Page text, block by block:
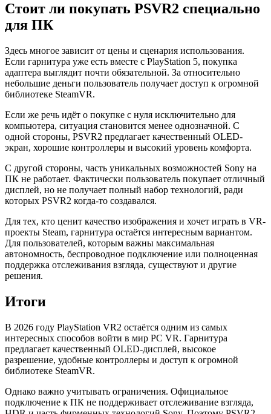
Стоит ли покупать PSVR2 специально
для ПК
Здесь многое зависит от цены и сценария использования.
Если гарнитура уже есть вместе с PlayStation 5, покупка
адаптера выглядит почти обязательной. За относительно
небольшие деньги пользователь получает доступ к огромной
библиотеке SteamVR.
Если же речь идёт о покупке с нуля исключительно для
компьютера, ситуация становится менее однозначной. С
одной стороны, PSVR2 предлагает качественный OLED-
экран, хорошие контроллеры и высокий уровень комфорта.
С другой стороны, часть уникальных возможностей Sony на
ПК не работает. Фактически пользователь покупает отличный
дисплей, но не получает полный набор технологий, ради
которых PSVR2 когда-то создавался.
Для тех, кто ценит качество изображения и хочет играть в VR-
проекты Steam, гарнитура остаётся интересным вариантом.
Для пользователей, которым важны максимальная
автономность, беспроводное подключение или полноценная
поддержка отслеживания взгляда, существуют и другие
решения.
Итоги
В 2026 году PlayStation VR2 остаётся одним из самых
интересных способов войти в мир PC VR. Гарнитура
предлагает качественный OLED-дисплей, высокое
разрешение, удобные контроллеры и доступ к огромной
библиотеке SteamVR.
Однако важно учитывать ограничения. Официальное
подключение к ПК не поддерживает отслеживание взгляда,